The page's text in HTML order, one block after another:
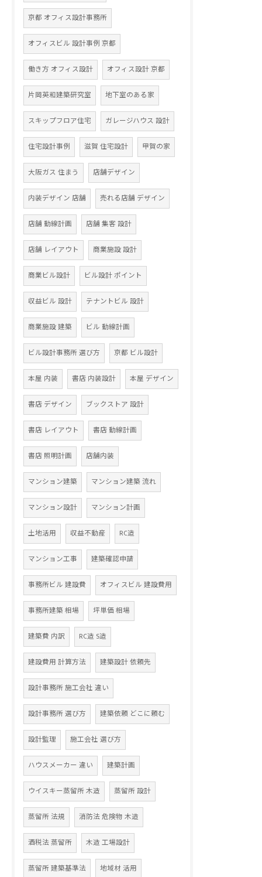
京都 オフィス設計事務所
オフィスビル 設計事例 京都
働き方 オフィス設計 オフィス設計 京都
片岡英和建築研究室 地下室のある家
スキップフロア住宅 ガレージハウス 設計
住宅設計事例 滋賀 住宅設計 甲賀の家
大阪ガス 住まう 店舗デザイン
内装デザイン 店舗 売れる店舗 デザイン
店舗 動線計画 店舗 集客 設計
店舗 レイアウト 商業施設 設計
商業ビル設計 ビル設計 ポイント
収益ビル 設計 テナントビル 設計
商業施設 建築 ビル 動線計画
ビル設計事務所 選び方 京都 ビル設計
本屋 内装 書店 内装設計 本屋 デザイン
書店 デザイン ブックストア 設計
書店 レイアウト 書店 動線計画
書店 照明計画 店舗内装
マンション建築 マンション建築 流れ
マンション設計 マンション計画
土地活用 収益不動産 RC造
マンション工事 建築確認申請
事務所ビル 建設費 オフィスビル 建設費用
事務所建築 相場 坪単価 相場
建築費 内訳 RC造 S造
建設費用 計算方法 建築設計 依頼先
設計事務所 施工会社 違い
設計事務所 選び方 建築依頼 どこに頼む
設計監理 施工会社 選び方
ハウスメーカー 違い 建築計画
ウイスキー蒸留所 木造 蒸留所 設計
蒸留所 法規 消防法 危険物 木造
酒税法 蒸留所 木造 工場設計
蒸留所 建築基準法 地域材 活用